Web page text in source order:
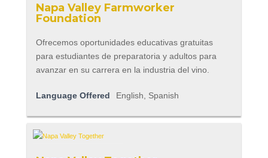
Napa Valley Farmworker
Foundation
Ofrecemos oportunidades educativas gratuitas
para estudiantes de preparatoria y adultos para
avanzar en su carrera en la industria del vino.
Language Offered English, Spanish